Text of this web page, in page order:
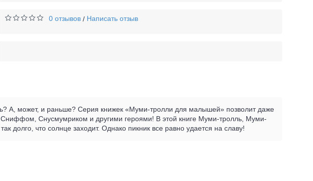
0 отзывов / Написать отзыв
А, может, и раньше? Серия книжек «Муми-тролли для малышей» позволит даже
Снусмумриком и другими героями! В этой книге Муми-тролль, Муми-
что солнце заходит. Однако пикник все равно удается на славу!